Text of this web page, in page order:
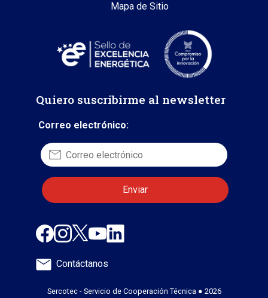
Mapa de Sitio
Quiero suscribirme al newsletter
Correo electrónico:
Contáctanos
Sercotec - Servicio de Cooperación Técnica ● 2026